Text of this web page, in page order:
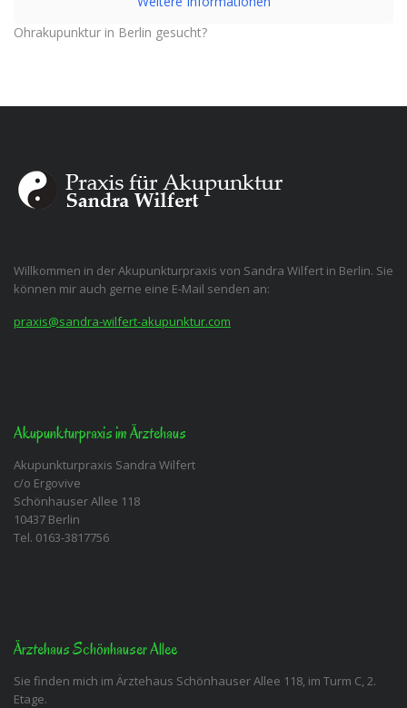
Ohrakupunktur in Berlin gesucht?
Willkommen in der Akupunkturpraxis von Sandra Wilfert in Berlin. Sie
können mir auch gerne eine E-Mail senden an:
praxis@sandra-wilfert-akupunktur.com
Akupunkturpraxis im Ärztehaus
Akupunkturpraxis Sandra Wilfert
c/o Ergovive
Schönhauser Allee 118
10437 Berlin
Tel. 0163-3817756
Ärztehaus Schönhauser Allee
Sie finden mich im Ärztehaus Schönhauser Allee 118, im Turm C, 2.
Etage.